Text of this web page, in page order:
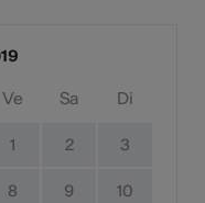
Ve Sa Di
1 2 3
8 9 10